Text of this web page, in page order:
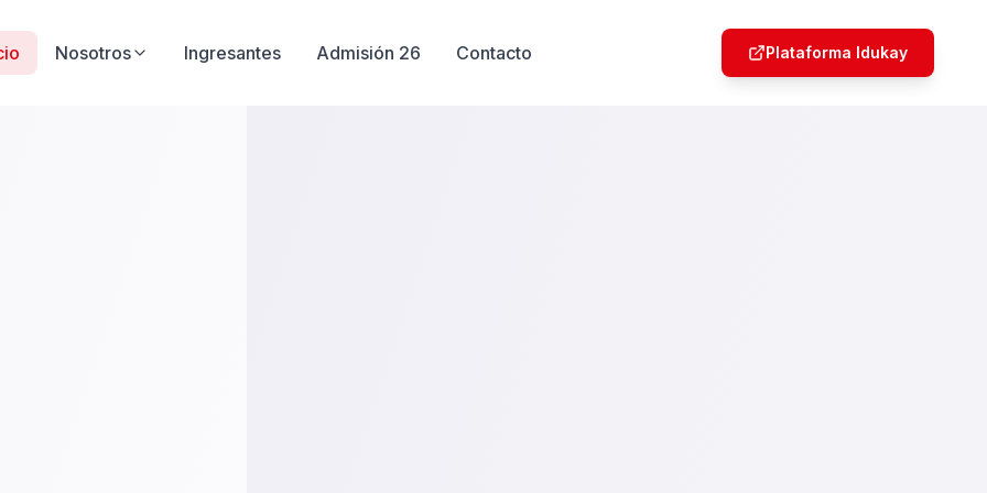
Nosotros Ingresantes Admisión 26 Contacto Plataforma Idukay